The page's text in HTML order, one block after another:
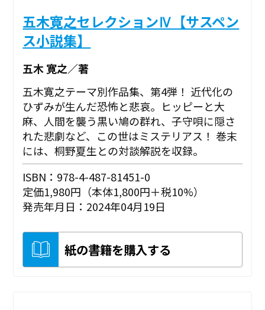
五木寛之セレクションⅣ【サスペン
ス小説集】
五木 寛之／著
五木寛之テーマ別作品集、第4弾！ 近代化の
ひずみが生んだ恐怖と悲哀。ヒッピーと大
麻、人間を襲う黒い鳩の群れ、子守唄に隠さ
れた悲劇など、この世はミステリアス！ 巻末
には、桐野夏生との対談解説を収録。
ISBN：978-4-487-81451-0
定価1,980円（本体1,800円＋税10%）
発売年月日：2024年04月19日
紙の書籍を購入する